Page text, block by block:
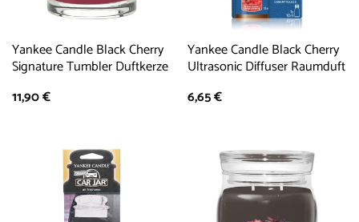
Yankee Candle Black Cherry
Signature Tumbler Duftkerze
11,90€
Yankee Candle Black Cherry
Ultrasonic Diffuser Raumduft
6,65€